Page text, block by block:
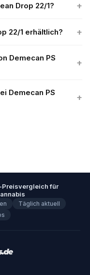
Drop 22/1? +
22/1 erhältlich? +
Demecan PS
+
Demecan PS
+
Preisvergleich für
Täglich aktuell